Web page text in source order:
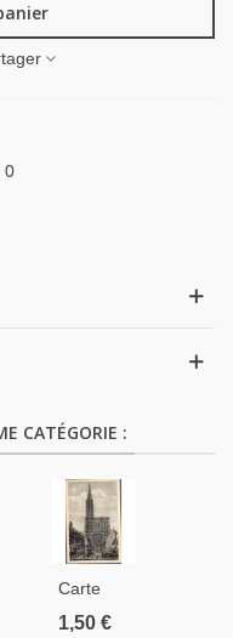
0
CATÉGORIE :
Carte
Postale
1,50 €